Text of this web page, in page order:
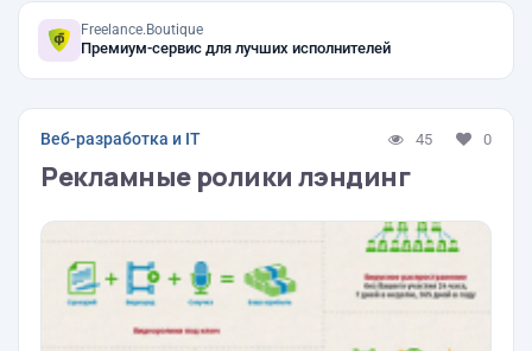
Freelance.Boutique
Премиум-сервис для лучших исполнителей
Веб-разработка и IT 45 0
Рекламные ролики лэндинг